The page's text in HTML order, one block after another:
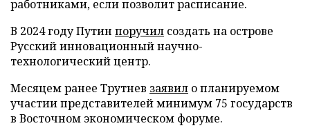
работниками, если позволит расписание.
В 2024 году Путин поручил создать на острове
Русский инновационный научно-
технологический центр.
Месяцем ранее Трутнев заявил о планируемом
участии представителей минимум 75 государств
в Восточном экономическом форуме.